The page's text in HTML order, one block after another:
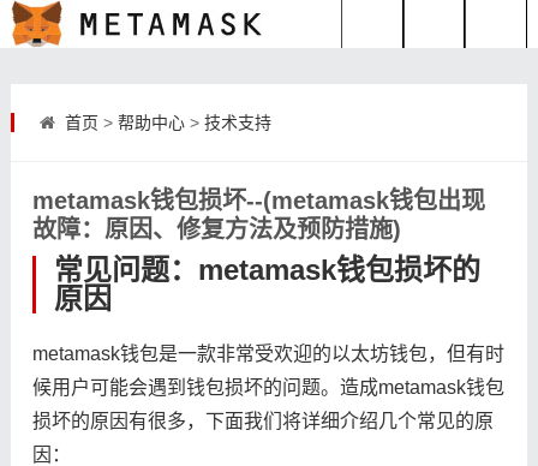
首页 > 帮助中心> 技术支持
metamask钱包损坏--(metamask钱包出现
故障：原因、修复方法及预防措施)
常见问题：metamask钱包损坏的
原因
metamask钱包是一款非常受欢迎的以太坊钱包，但有时
候用户可能会遇到钱包损坏的问题。造成metamask钱包
损坏的原因有很多，下面我们将详细介绍几个常见的原
因：